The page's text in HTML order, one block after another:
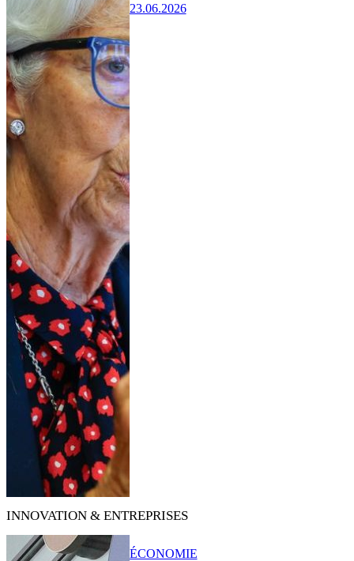
23.06.2026
INNOVATION & ENTREPRISES
ÉCONOMIE